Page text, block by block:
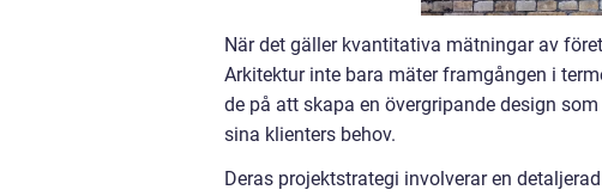
När det gäller kvantitativa mätningar av
Arkitektur inte bara mäter framgången i
de på att skapa en övergripande design
sina klienters behov.
Deras projektstrategi involverar en